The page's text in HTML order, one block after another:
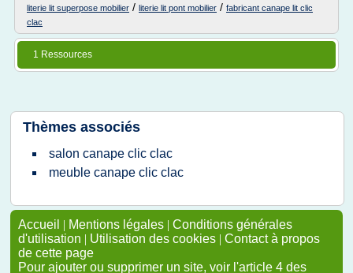
literie lit superpose mobilier / literie lit pont mobilier / fabricant canape lit clic
clac
1 Ressources
Thèmes associés
salon canape clic clac
meuble canape clic clac
Accueil | Mentions légales | Conditions générales
d'utilisation | Utilisation des cookies | Contact à propos
de cette page
Pour ajouter ou supprimer un site, voir l'article 4 des